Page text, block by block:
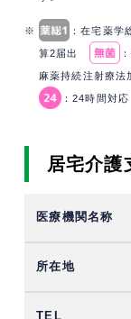
※ ：在宅薬
算2届出
麻薬持続注射療
：24時間対
居宅介護